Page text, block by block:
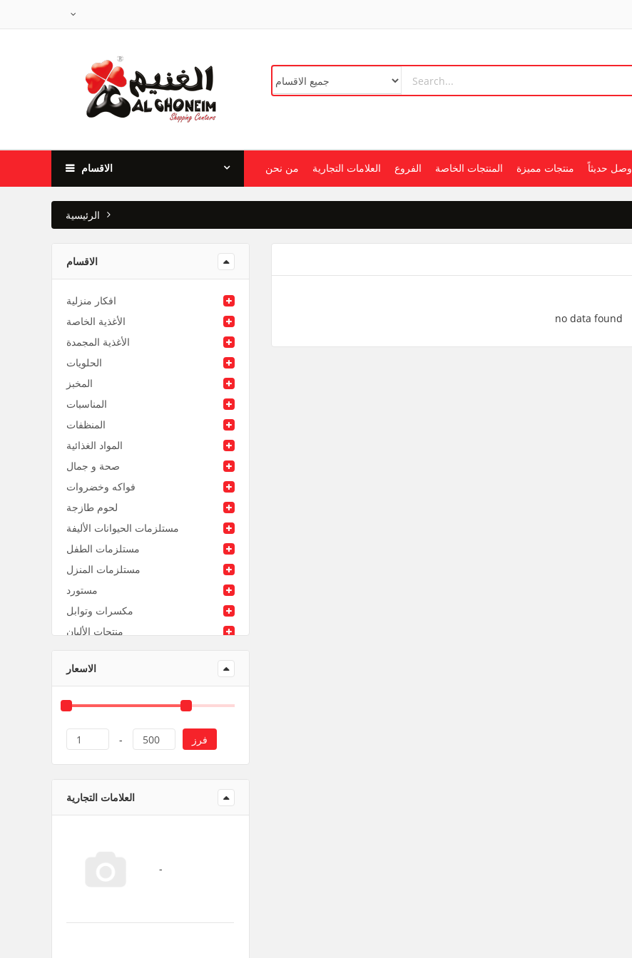
الاقسام من نحن العلامات التجارية الفروع المنتجات الخاصة منتجات مميزة وصل حديثاً
الرئيسية
الاقسام
افكار منزلية
الأغذية الخاصة
الأغذية المجمدة
الحلويات
المخبز
المناسبات
المنظفات
المواد الغذائية
صحة و جمال
فواكه وخضروات
لحوم طازجة
مستلزمات الحيوانات الأليفة
مستلزمات الطفل
مستلزمات المنزل
مستورد
مكسرات وتوابل
منتجات الألبان
الاسعار
1 - 500 فرز
العلامات التجارية
no data found